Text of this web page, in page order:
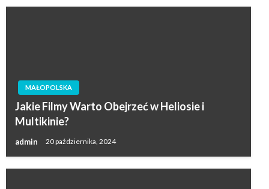
MAŁOPOLSKA
Jakie Filmy Warto Obejrzeć w Heliosie i
Multikinie?
admin 20 października, 2024